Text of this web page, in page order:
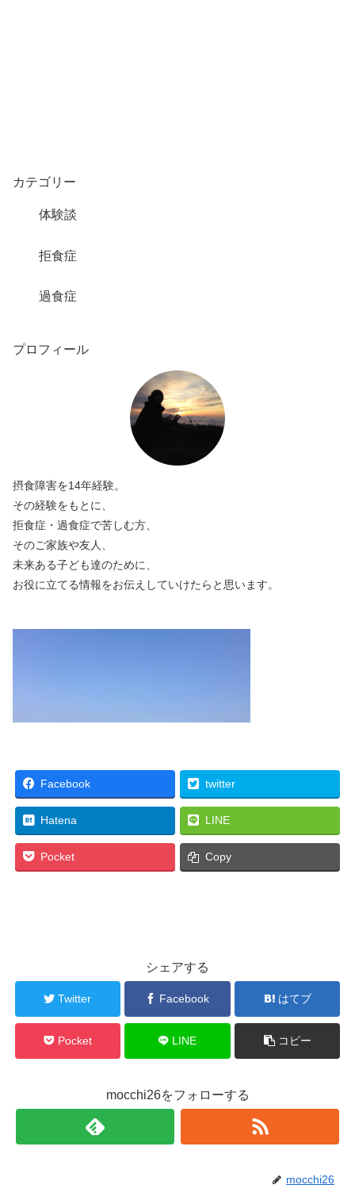
カテゴリー
体験談
拒食症
過食症
プロフィール
摂食障害を14年経験。
その経験をもとに、
拒食症・過食症で苦しむ方、
そのご家族や友人、
未来ある子ども達のために、
お役に立てる情報をお伝えしていけたらと思います。
Facebook twitter
Hatena LINE
Pocket Copy
シェアする
Twitter Facebook はてブ
Pocket LINE コピー
mocchi26をフォローする
mocchi26